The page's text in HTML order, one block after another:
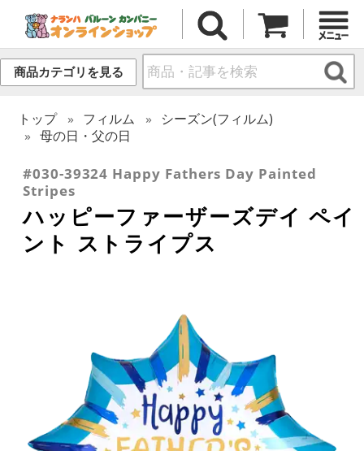
商品カテゴリを見る
トップ フィルム
シーズン(フィルム)
母の日・父の日
#030-39324 Happy Fathers Day Painted
Stripes
ハッピーファーザーズデイ ペイ
ント ストライプス